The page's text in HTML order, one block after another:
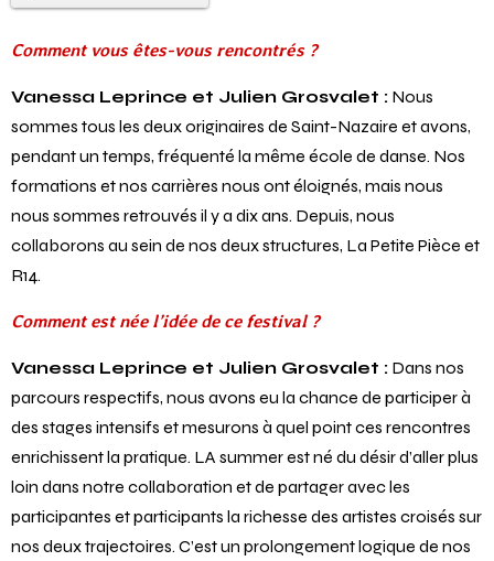
Comment vous êtes-vous rencontrés ?
Vanessa Leprince et Julien Grosvalet : Nous
sommes tous les deux originaires de Saint-Nazaire et avons,
pendant un temps, fréquenté la même école de danse. Nos
formations et nos carrières nous ont éloignés, mais nous
nous sommes retrouvés il y a dix ans. Depuis, nous
collaborons au sein de nos deux structures, La Petite Pièce et
R14.
Comment est née l’idée de ce festival ?
Vanessa Leprince et Julien Grosvalet : Dans nos
parcours respectifs, nous avons eu la chance de participer à
des stages intensifs et mesurons à quel point ces rencontres
enrichissent la pratique. LA summer est né du désir d’aller plus
loin dans notre collaboration et de partager avec les
participantes et participants la richesse des artistes croisés sur
nos deux trajectoires. C’est un prolongement logique de nos